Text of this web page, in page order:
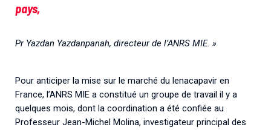
pays,
Pr Yazdan Yazdanpanah, directeur de l’ANRS MIE. »
Pour anticiper la mise sur le marché du lenacapavir en
France, l’ANRS MIE a constitué un groupe de travail il y a
quelques mois, dont la coordination a été confiée au
Professeur Jean-Michel Molina, investigateur principal des